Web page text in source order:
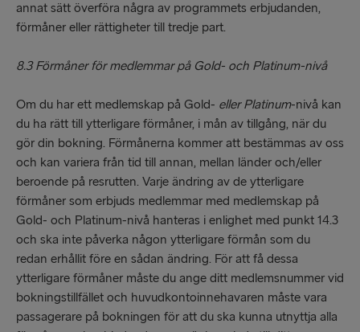
annat sätt överföra några av programmets erbjudanden,
förmåner eller rättigheter till tredje part.
8.3 Förmåner för medlemmar på Gold- och Platinum-nivå
Om du har ett medlemskap på Gold- eller Platinum-nivå kan
du ha rätt till ytterligare förmåner, i mån av tillgång, när du
gör din bokning. Förmånerna kommer att bestämmas av oss
och kan variera från tid till annan, mellan länder och/eller
beroende på resrutten. Varje ändring av de ytterligare
förmåner som erbjuds medlemmar med medlemskap på
Gold- och Platinum-nivå hanteras i enlighet med punkt 14.3
och ska inte påverka någon ytterligare förmån som du
redan erhållit före en sådan ändring. För att få dessa
ytterligare förmåner måste du ange ditt medlemsnummer vid
bokningstillfället och huvudkontoinnehavaren måste vara
passagerare på bokningen för att du ska kunna utnyttja alla